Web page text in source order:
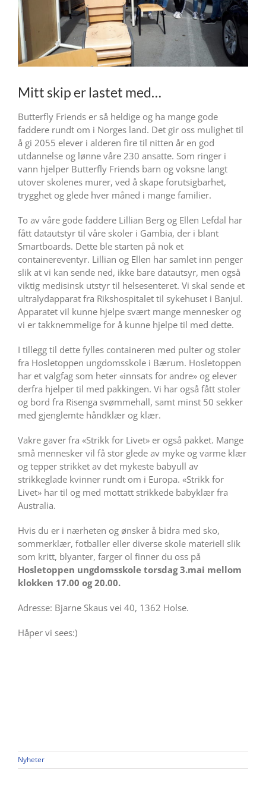
Mitt skip er lastet med…
Butterfly Friends er så heldige og ha mange gode
faddere rundt om i Norges land. Det gir oss mulighet til
å gi 2055 elever i alderen fire til nitten år en god
utdannelse og lønne våre 230 ansatte. Som ringer i
vann hjelper Butterfly Friends barn og voksne langt
utover skolenes murer, ved å skape forutsigbarhet,
trygghet og glede hver måned i mange familier.
To av våre gode faddere Lillian Berg og Ellen Lefdal har
fått datautstyr til våre skoler i Gambia, der i blant
Smartboards. Dette ble starten på nok et
containereventyr. Lillian og Ellen har samlet inn penger
slik at vi kan sende ned, ikke bare datautsyr, men også
viktig medisinsk utstyr til helsesenteret. Vi skal sende et
ultralydapparat fra Rikshospitalet til sykehuset i Banjul.
Apparatet vil kunne hjelpe svært mange mennesker og
vi er takknemmelige for å kunne hjelpe til med dette.
I tillegg til dette fylles containeren med pulter og stoler
fra Hosletoppen ungdomsskole i Bærum. Hosletoppen
har et valgfag som heter «innsats for andre» og elever
derfra hjelper til med pakkingen. Vi har også fått stoler
og bord fra Risenga svømmehall, samt minst 50 sekker
med gjenglemte håndklær og klær.
Vakre gaver fra «Strikk for Livet» er også pakket. Mange
små mennesker vil få stor glede av myke og varme klær
og tepper strikket av det mykeste babyull av
strikkeglade kvinner rundt om i Europa. «Strikk for
Livet» har til og med mottatt strikkede babyklær fra
Australia.
Hvis du er i nærheten og ønsker å bidra med sko,
sommerklær, fotballer eller diverse skole materiell slik
som kritt, blyanter, farger ol finner du oss på
Hosletoppen ungdomsskole torsdag 3.mai mellom
klokken 17.00 og 20.00.
Adresse: Bjarne Skaus vei 40, 1362 Holse.
Håper vi sees:)
Nyheter